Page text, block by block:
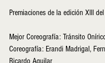
Premiaciones de la edición XIII
Mejor Coreografía: Tránsito
Coreografía: Erandi Madrigal,
Ricardo Aguilar